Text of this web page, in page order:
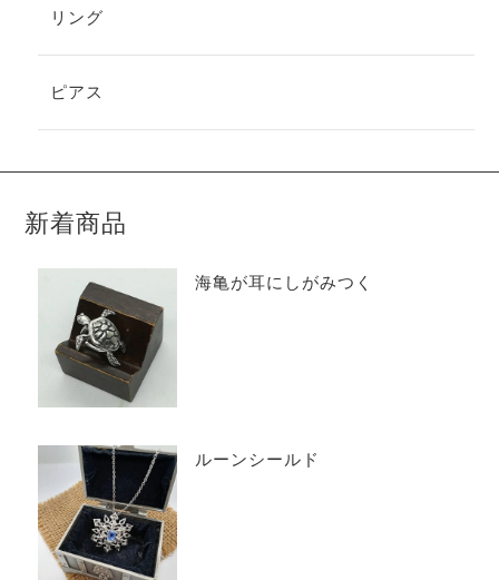
リング
ピアス
新着商品
海亀が耳にしがみつく
ルーンシールド